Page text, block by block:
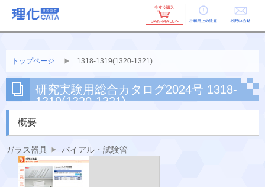
ご利用上の お問い合せ
トップページ 1318-1319(1320-1321)
研究実験用総合カタログ2024号 1318-
1319(1320-1321)
概要
ガラス器具 バイアル・試験管